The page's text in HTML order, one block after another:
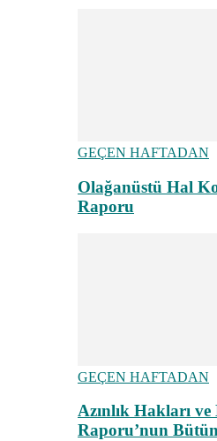
GEÇEN HAFTADAN
Olağanüstü Hal
Raporu
GEÇEN HAFTADAN
Azınlık Hakları
Raporu’nun